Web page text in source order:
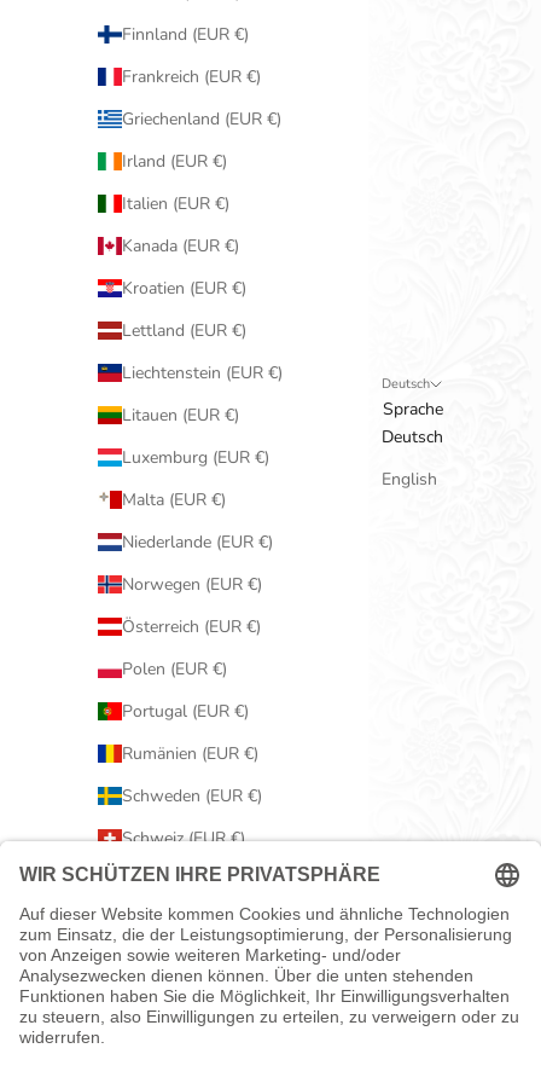
Finnland (EUR €)
Frankreich (EUR €)
Griechenland (EUR €)
Irland (EUR €)
Italien (EUR €)
Kanada (EUR €)
Kroatien (EUR €)
Lettland (EUR €)
Liechtenstein (EUR €)
Litauen (EUR €)
Luxemburg (EUR €)
Malta (EUR €)
Niederlande (EUR €)
Norwegen (EUR €)
Österreich (EUR €)
Polen (EUR €)
Portugal (EUR €)
Rumänien (EUR €)
Schweden (EUR €)
Schweiz (EUR €)
Serbien (EUR €)
Slowakei (EUR €)
Slowenien (EUR €)
Spanien (EUR €)
Deutsch
Sprache
Deutsch
English